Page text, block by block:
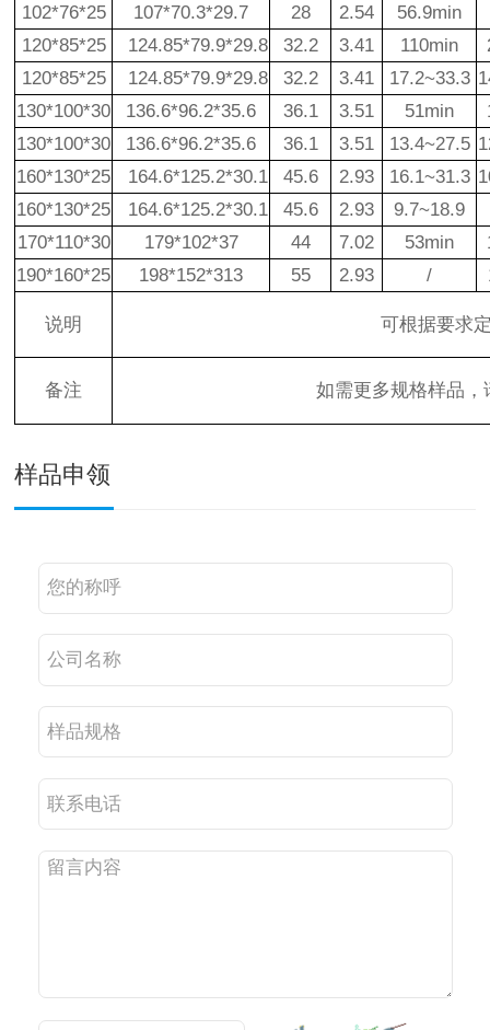
102*76*25
107*70.3*29.7 28 2.54
56.9min
120*85*25
124.85*79.9*29.8 32.2 3.41 110min
120*85*25
124.85*79.9*29.8 32.2 3.41 17.2~33.3
130*100*30
136.6*96.2*35.6 36.1 3.51 51min
130*100*30
136.6*96.2*35.6 36.1 3.51 13.4~27.5
160*130*25
164.6*125.2*30.1 45.6 2.93 16.1~31.3
160*130*25
164.6*125.2*30.1 45.6 2.93
9.7~18.9
170*110*30
179*102*37 44 7.02 53min
190*160*25
198*152*313 55 2.93 /
说明 可根据要求
备注 如需更多规格样品
样品申领